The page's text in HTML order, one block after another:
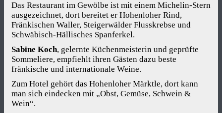
Das Restaurant im Gewölbe ist mit einem Michelin-Stern
ausgezeichnet, dort bereitet er Hohenloher Rind,
Fränkischen Waller, Steigerwälder Flusskrebse und
Schwäbisch-Hällisches Spanferkel.
Sabine Koch, gelernte Küchenmeisterin und geprüfte
Sommeliere, empfiehlt ihren Gästen dazu beste
fränkische und internationale Weine.
Zum Hotel gehört das Hohenloher Märktle, dort kann
man sich eindecken mit „Obst, Gemüse, Schwein &
Wein“.